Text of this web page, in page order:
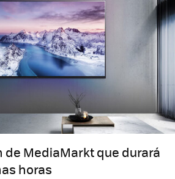
de MediaMarkt que durará
horas